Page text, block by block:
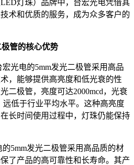
灯珠）品牌中，台宏光电凭借其
术和优质的服务，成为众多客户的
管的核心优势
宏光电的5mm发光二极管采用高品
，能够提供高亮度和低光衰的性
二极管，亮度可达2000mcd，光衰
远低于行业平均水平。这种高亮度
长时间使用过程中，灯珠仍能保持
的5mm发光二极管采用高品质的材
了产品的高可靠性和长寿命。其产